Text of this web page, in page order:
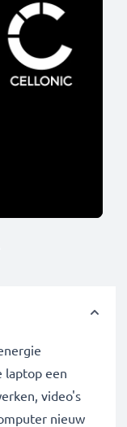
laptop een
video's
nieuw